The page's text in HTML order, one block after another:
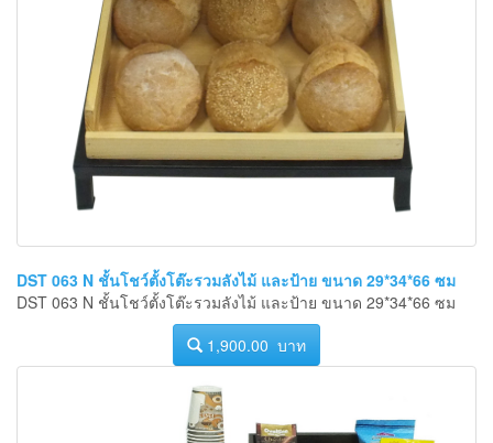
DST 063 N ชั้นโชว์ตั้งโต๊ะรวมลังไม้ และป้าย ขนาด 29*34*66 ซม
DST 063 N ชั้นโชว์ตั้งโต๊ะรวมลังไม้ และป้าย ขนาด 29*34*66 ซม
1,900.00 บาท